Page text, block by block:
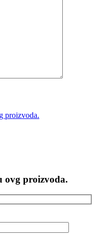
proizvoda.
ovg proizvoda.